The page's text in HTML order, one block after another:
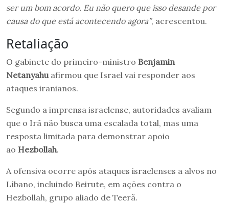
ser um bom acordo. Eu não quero que isso desande por
causa do que está acontecendo agora”, acrescentou.
Retaliação
O gabinete do primeiro-ministro Benjamin
Netanyahu afirmou que Israel vai responder aos
ataques iranianos.
Segundo a imprensa israelense, autoridades avaliam
que o Irã não busca uma escalada total, mas uma
resposta limitada para demonstrar apoio
ao Hezbollah.
A ofensiva ocorre após ataques israelenses a alvos no
Líbano, incluindo Beirute, em ações contra o
Hezbollah, grupo aliado de Teerã.